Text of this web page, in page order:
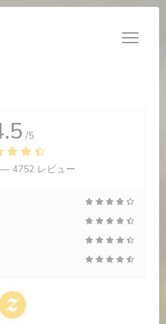
/5
— 4752 レビュー